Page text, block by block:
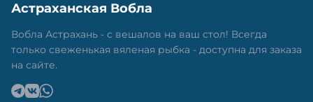
Астраханская Вобла
Вобла Астрахань - с вешалов на ваш стол! Всегда
только свеженькая вяленая рыбка - доступна для заказа
на сайте.